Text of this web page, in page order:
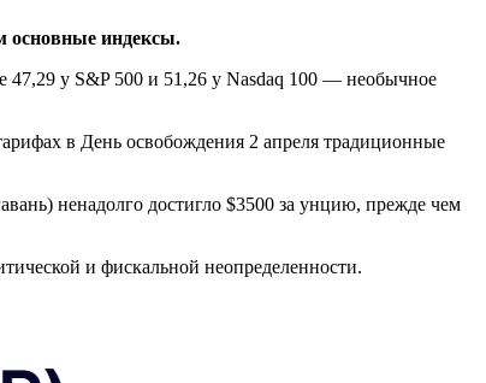
основные индексы.
47,29 у S&P 500 и 51,26 у Nasdaq 100 — необычное
в День освобождения 2 апреля традиционные
ненадолго достигло $3500 за унцию, прежде чем
и фискальной неопределенности.